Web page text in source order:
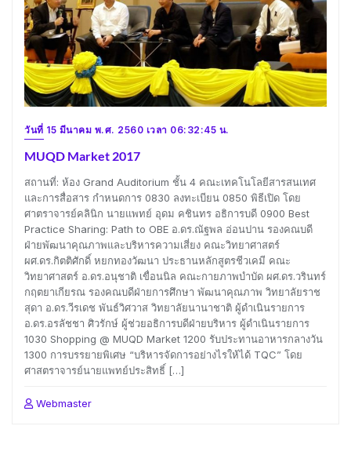
วันที่ 15 มีนาคม พ.ศ. 2560 เวลา 06:32:45 น.
MUQD Market 2017
สถานที่: ห้อง Grand Auditorium ชั้น 4 คณะเทคโนโลยีสารสนเทศ
และการสื่อสาร กำหนดการ 0830 ลงทะเบียน 0850 พิธีเปิด โดย
ศาตราจารย์คลินิก นายแพทย์ อุดม คชินทร อธิการบดี 0900 Best
Practice Sharing: Path to OBE อ.ดร.ณัฐพล อ่อนปาน รองคณบดี
ฝ่ายพัฒนาคุณภาพและบริหารความเสี่ยง คณะวิทยาศาสตร์
ผศ.ดร.กิตติศักดิ์ หยกทองวัฒนา ประธานหลักสูตรชีวเคมี คณะ
วิทยาศาสตร์ อ.ดร.อนุชาติ เขื่อนนิล คณะกายภาพบำบัด ผศ.ดร.วรินทร์
กฤตยาเกียรณ รองคณบดีฝ่ายการศึกษา พัฒนาคุณภาพ วิทยาลัยราช
สุดา อ.ดร.วีรเดช พันธ์วิศวาส วิทยาลัยนานาชาติ ผู้ดำเนินรายการ
อ.ดร.อรลัชชา ศิวรักษ์ ผู้ช่วยอธิการบดีฝ่ายบริหาร ผู้ดำเนินรายการ
1030 Shopping @ MUQD Market 1200 รับประทานอาหารกลางวัน
1300 การบรรยายพิเศษ “บริหารจัดการอย่างไรให้ได้ TQC” โดย
ศาสตราจารย์นายแพทย์ประสิทธิ์ […]
Webmaster